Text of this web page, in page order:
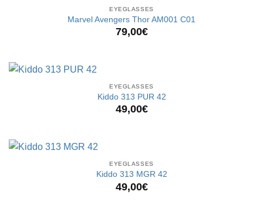
EYEGLASSES
Marvel Avengers Thor AM001 C01
79,00€
EYEGLASSES
Kiddo 313 PUR 42
49,00€
EYEGLASSES
Kiddo 313 MGR 42
49,00€